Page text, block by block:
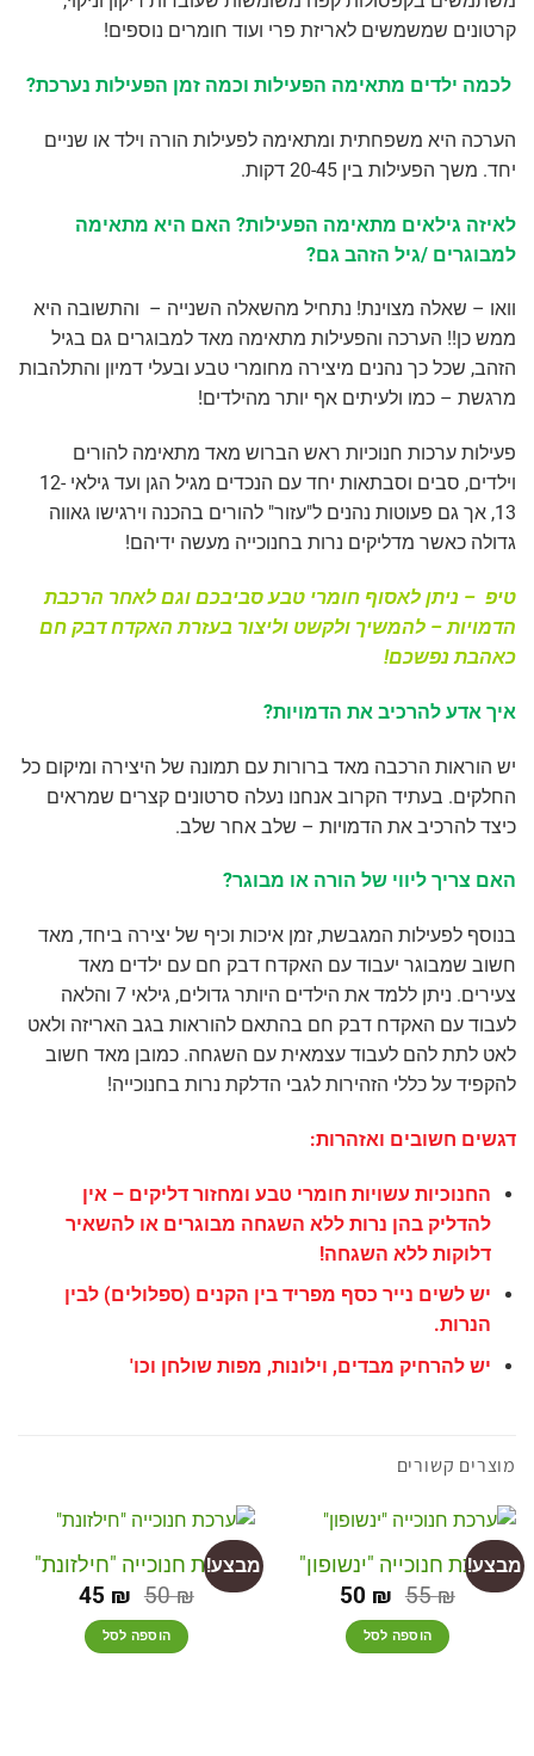
קרטונים שמשמשים לאריזת פרי ועוד חומרים נוספים!
לכמה ילדים מתאימה הפעילות וכמה זמן הפעילות נערכת?
הערכה היא משפחתית ומתאימה לפעילות הורה וילד או שניים
יחד. משך הפעילות בין 20-45 דקות.
לאיזה גילאים מתאימה הפעילות? האם היא מתאימה
למבוגרים /גיל הזהב גם?
וואו – שאלה מצוינת! נתחיל מהשאלה השנייה – והתשובה היא
ממש כן!! הערכה והפעילות מתאימה מאד למבוגרים גם בגיל
הזהב, שכל כך נהנים מיצירה מחומרי טבע ובעלי דמיון והתלהבות
מרגשת – כמו ולעיתים אף יותר מהילדים!
פעילות ערכות חנוכיות ראש הברוש מאד מתאימה להורים
וילדים, סבים וסבתאות יחד עם הנכדים מגיל הגן ועד גילאי 12-
13, אך גם פעוטות נהנים ל"עזור" להורים בהכנה וירגישו גאווה
גדולה כאשר מדליקים נרות בחנוכייה מעשה ידיהם!
טיפ – ניתן לאסוף חומרי טבע סביבכם וגם לאחר הרכבת
הדמויות – להמשיך ולקשט וליצור בעזרת האקדח דבק חם
כאהבת נפשכם!
איך אדע להרכיב את הדמויות?
יש הוראות הרכבה מאד ברורות עם תמונה של היצירה ומיקום כל
החלקים. בעתיד הקרוב אנחנו נעלה סרטונים קצרים שמראים
כיצד להרכיב את הדמויות – שלב אחר שלב.
האם צריך ליווי של הורה או מבוגר?
בנוסף לפעילות המגבשת, זמן איכות וכיף של יצירה ביחד, מאד
חשוב שמבוגר יעבוד עם האקדח דבק חם עם ילדים מאד
צעירים. ניתן ללמד את הילדים היותר גדולים, גילאי 7 והלאה
לעבוד עם האקדח דבק חם בהתאם להוראות בגב האריזה ולאט
לאט לתת להם לעבוד עצמאית עם השגחה. כמובן מאד חשוב
להקפיד על כללי הזהירות לגבי הדלקת נרות בחנוכייה!
דגשים חשובים ואזהרות:
החנוכיות עשויות חומרי טבע ומחזור דליקים – אין
להדליק בהן נרות ללא השגחה מבוגרים או להשאיר
דלוקות ללא השגחה!
יש לשים נייר כסף מפריד בין הקנים (ספלולים) לבין
הנרות.
יש להרחיק מבדים, וילונות, מפות שולחן וכו'
מוצרים קשורים
מבצע!ערכת חנוכייה "ינשופון"
55₪
50 ₪
הוספה לסל
מבצע!
ערכת חנוכייה "חילזונת"
50₪
45 ₪
הוספה לסל